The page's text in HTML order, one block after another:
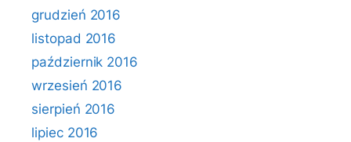
grudzień 2016
listopad 2016
październik 2016
wrzesień 2016
sierpień 2016
lipiec 2016